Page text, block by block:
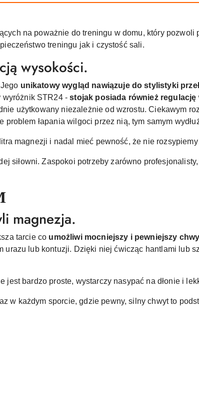
na poważnie do treningu w domu, który pozwoli
treningu jak i czystość sali.
wysokości.
unikatowy wygląd nawiązuje do stylistyki
wyróżnik STR24 - stojak posiada również
użytkowany niezależnie od wzrostu. Ciekawym
łapania wilgoci przez nią, tym samym
magnezji i nadal mieć pewność, że nie rozsypiemy
siłowni. Zaspokoi potrzeby zarówno
magnezja.
tarcie co umożliwi mocniejszy i pewniejszy
urazu lub kontuzji. Dzięki niej ćwicząc hantlami lub
jest bardzo proste, wystarczy nasypać na dłonie i
w każdym sporcie, gdzie pewny, silny chwyt to